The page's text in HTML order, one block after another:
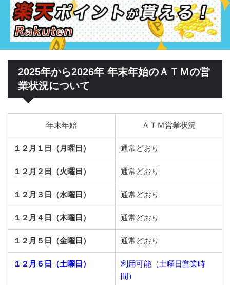
2025年から2026年 年末年始のＡＴＭの営
業状況について
年末年始 ＡＴＭ営業状況
１２月１日（月曜日） 通常どおり
１２月２日（火曜日） 通常どおり
１２月３日（水曜日） 通常どおり
１２月４日（木曜日） 通常どおり
１２月５日（金曜日） 通常どおり
１２月６日（土曜日）
利用可能（土曜日営業時
間）